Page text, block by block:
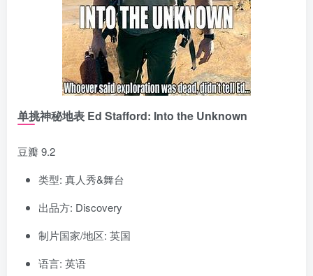
单挑神秘地表 Ed Stafford: Into the Unknown
豆瓣 9.2
类型: 真人秀&舞台
出品方: Discovery
制片国家/地区: 英国
语言: 英语